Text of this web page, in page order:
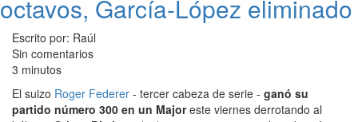
octavos, García-López eliminado
Escrito por: Raúl
Sin comentarios
3 minutos
El suizo Roger Federer - tercer cabeza de serie - ganó su
partido número 300 en un Majoreste viernes derrotando al